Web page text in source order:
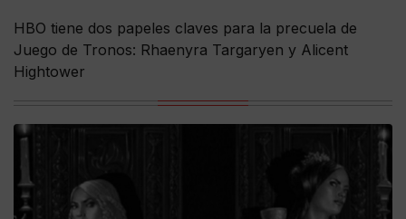
HBO tiene dos papeles claves para la precuela de
Juego de Tronos: Rhaenyra Targaryen y Alicent
Hightower